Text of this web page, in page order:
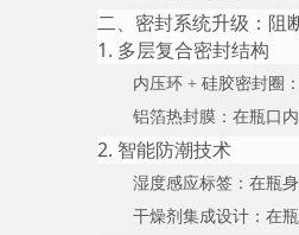
二、密封系统升级：阻
1. 多层复合密封结构
内压环 + 硅胶密封圈
铝箔热封膜 ：在瓶口
2. 智能防潮技术
湿度感应标签 ：在瓶
干燥剂集成设计 ：在